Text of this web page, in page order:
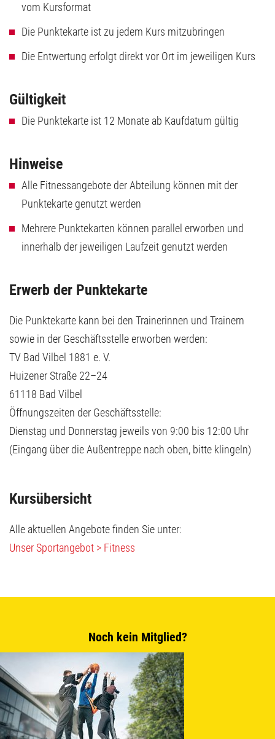
vom Kursformat
Die Punktekarte ist zu jedem Kurs mitzubringen
Die Entwertung erfolgt direkt vor Ort im jeweiligen Kurs
Gültigkeit
Die Punktekarte ist 12 Monate ab Kaufdatum gültig
Hinweise
Alle Fitnessangebote der Abteilung können mit der
Punktekarte genutzt werden
Mehrere Punktekarten können parallel erworben und
innerhalb der jeweiligen Laufzeit genutzt werden
Erwerb der Punktekarte
Die Punktekarte kann bei den Trainerinnen und Trainern
sowie in der Geschäftsstelle erworben werden:
TV Bad Vilbel 1881 e. V.
Huizener Straße 22–24
61118 Bad Vilbel
Öffnungszeiten der Geschäftsstelle:
Dienstag und Donnerstag jeweils von 9:00 bis 12:00 Uhr
(Eingang über die Außentreppe nach oben, bitte klingeln)
Kursübersicht
Alle aktuellen Angebote finden Sie unter:
Unser Sportangebot > Fitness
Noch kein Mitglied?